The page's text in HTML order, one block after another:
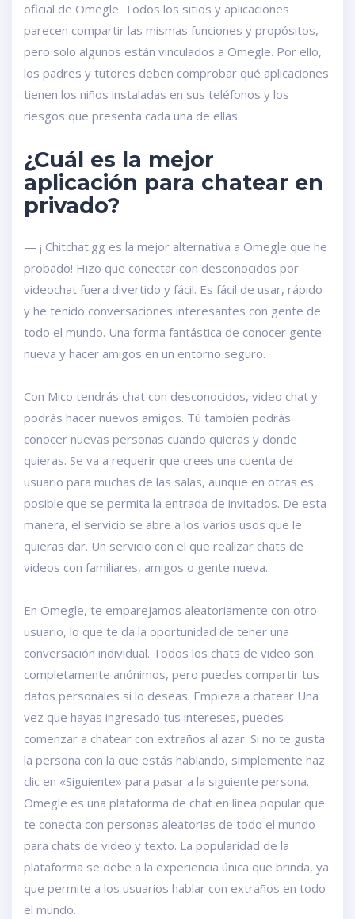
oficial de Omegle. Todos los sitios y aplicaciones
parecen compartir las mismas funciones y propósitos,
pero solo algunos están vinculados a Omegle. Por ello,
los padres y tutores deben comprobar qué aplicaciones
tienen los niños instaladas en sus teléfonos y los
riesgos que presenta cada una de ellas.
¿Cuál es la mejor
aplicación para chatear en
privado?
— ¡ Chitchat.gg es la mejor alternativa a Omegle que he
probado! Hizo que conectar con desconocidos por
videochat fuera divertido y fácil. Es fácil de usar, rápido
y he tenido conversaciones interesantes con gente de
todo el mundo. Una forma fantástica de conocer gente
nueva y hacer amigos en un entorno seguro.
Con Mico tendrás chat con desconocidos, video chat y
podrás hacer nuevos amigos. Tú también podrás
conocer nuevas personas cuando quieras y donde
quieras. Se va a requerir que crees una cuenta de
usuario para muchas de las salas, aunque en otras es
posible que se permita la entrada de invitados. De esta
manera, el servicio se abre a los varios usos que le
quieras dar. Un servicio con el que realizar chats de
videos con familiares, amigos o gente nueva.
En Omegle, te emparejamos aleatoriamente con otro
usuario, lo que te da la oportunidad de tener una
conversación individual. Todos los chats de video son
completamente anónimos, pero puedes compartir tus
datos personales si lo deseas. Empieza a chatear Una
vez que hayas ingresado tus intereses, puedes
comenzar a chatear con extraños al azar. Si no te gusta
la persona con la que estás hablando, simplemente haz
clic en «Siguiente» para pasar a la siguiente persona.
Omegle es una plataforma de chat en línea popular que
te conecta con personas aleatorias de todo el mundo
para chats de video y texto. La popularidad de la
plataforma se debe a la experiencia única que brinda, ya
que permite a los usuarios hablar con extraños en todo
el mundo.